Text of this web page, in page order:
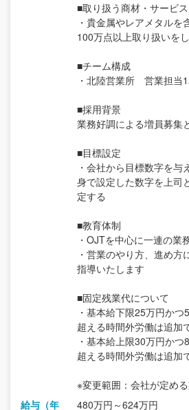
■取り扱う商材・サービス
・貴金属やレアメタルを
100万点以上取り扱いを
■チーム構成
・北陸営業所 営業担当1
■採用背景
業務好調による増員募集
■目標設定
・会社から目標数字を与
身で設定した数字を上司
定する
■教育体制
・OJTを中心に一連の業
・営業のやり方、進め
指導いたします
■固定残業代について
・基本給下限25万円か
超える時間外労働は追加
・基本給上限30万円か
超える時間外労働は追加
※変更範囲：会社が定め
給与（年
480万円～624万円